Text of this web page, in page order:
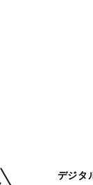
デジタ